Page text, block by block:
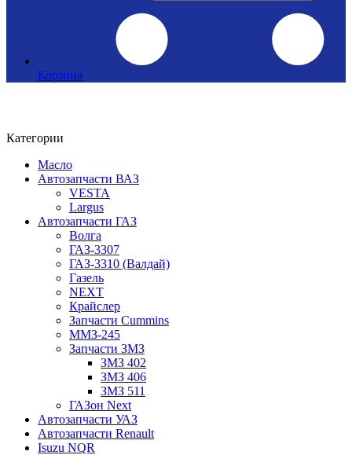
Корзина
Категории
Масло
Автозапчасти ВАЗ
VESTA
Largus
Автозапчасти ГАЗ
Волга
ГАЗ-3307
ГАЗ-3310 (Валдай)
Газель
NEXT
Крайслер
Запчасти Cummins
ММЗ-245
Запчасти ЗМЗ
ЗМЗ 402
ЗМЗ 406
ЗМЗ 511
ГАЗон Next
Автозапчасти УАЗ
Автозапчасти Renault
Isuzu NQR